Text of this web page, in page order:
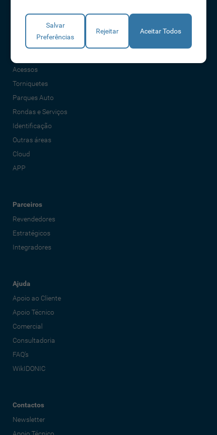
Soluções
Acessos
Torniquetes
Parques Auto
Rondas e Serviços
Identificação
Outras áreas
Cloud
APP
Parceiros
Revendedores
Estratégicos
Integradores
Ajuda
Apoio ao Cliente
Apoio Técnico
Comercial
Consultadoria
FAQ's
WikIDONIC
Contactos
Newsletter
Salvar
Preferências
Rejeitar Aceitar Todos